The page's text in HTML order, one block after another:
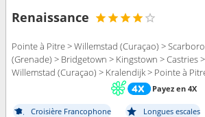
Renaissance
Pointe à Pitre > Willemstad (Curaçao) >
(Grenade) > Bridgetown > Kingstown > Castries
Willemstad (Curaçao) > Kralendijk > Pointe à
Payez en 4X
Croisière Francophone Longues escales